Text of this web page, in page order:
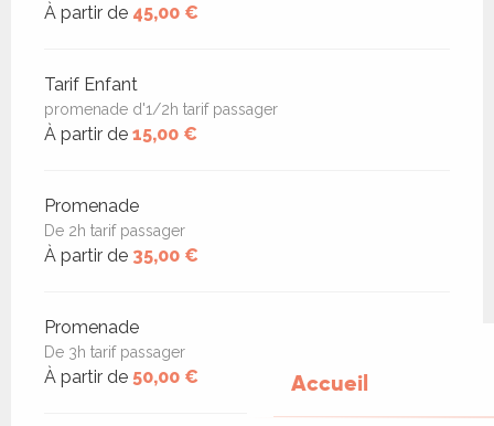
Accueil
À partir de 45,00 €
Tarif Enfant
promenade d'1/2h tarif passager
À partir de 15,00 €
Promenade
De 2h tarif passager
À partir de 35,00 €
Promenade
De 3h tarif passager
À partir de 50,00 €